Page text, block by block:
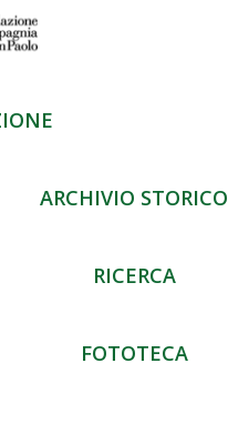
ARCHIVIO STORICO
RICERCA
FOTOTECA